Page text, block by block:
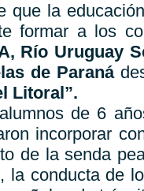
que la
formar a los
Río Uruguay
de Paraná
Litoral”.
de 6
incorporar
de la senda
la conducta de